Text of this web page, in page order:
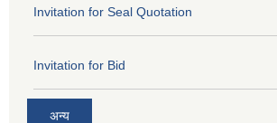
Invitation for Seal Quotation
Invitation for Bid
अन्य